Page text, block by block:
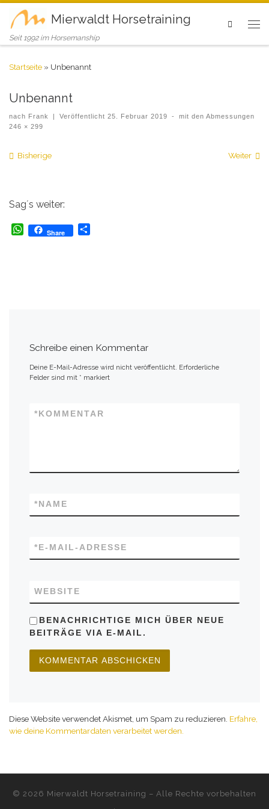
Mierwaldt Horsetraining
Seit 1992 im Horsemanship
Search
Startseite » Unbenannt
Unbenannt
nach Frank | Veröffentlicht25. Februar 2019 -
mit den Abmessungen
246 × 299
Bilder Navigation
Bisherige Weiter
Sag´s weiter:
W
Share
Schreibe einen Kommentar
Deine E-Mail-Adresse wird nicht veröffentlicht. Erforderliche
Felder sind mit * markiert
KOMMENTAR
*
NAME
*
E-MAIL-ADRESSE
*
WEBSITE
BENACHRICHTIGE MICH ÜBER NEUE
BEITRÄGE VIA E-MAIL.
Diese Website verwendet Akismet, um Spam zu reduzieren. Erfahre,
wie deine Kommentardaten verarbeitet werden.
© 2026 Mierwaldt Horsetraining – Alle Rechte vorbehalten